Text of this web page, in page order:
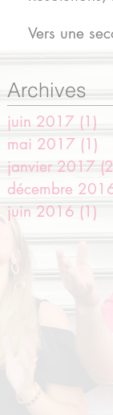
Vers une
Archives
juin 2017 (1)
mai 2017 (1)
janvier 2017
décembre
juin 2016 (1)